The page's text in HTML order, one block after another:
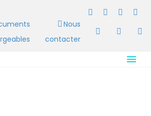
Nous
contacter